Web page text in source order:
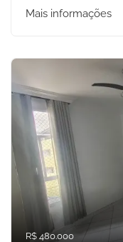
Mais informações
R$ 480.000